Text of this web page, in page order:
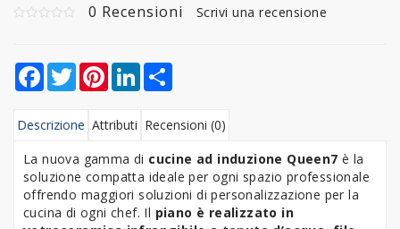
0 Recensioni Scrivi una recensione
Facebook
TwitterPinterestLinkedIn
Descrizione Attributi Recensioni (0)
La nuova gamma di cucine ad induzione Queen7 è la
soluzione compatta ideale per ogni spazio professionale
offrendo maggiori soluzioni di personalizzazione per la
cucina di ogni chef. Il piano è realizzato in